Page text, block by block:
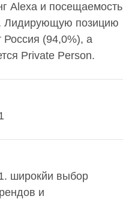
Alexa и посещаемость
Лидирующую позицию
Россия (94,0%), а
Private Person.
широкйи выбор
и